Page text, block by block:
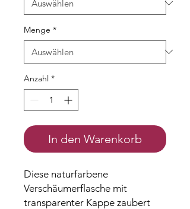
Menge *
Anzahl *
In den Warenkorb
Diese naturfarbene
Verschäumerflasche mit
transparenter Kappe zaubert